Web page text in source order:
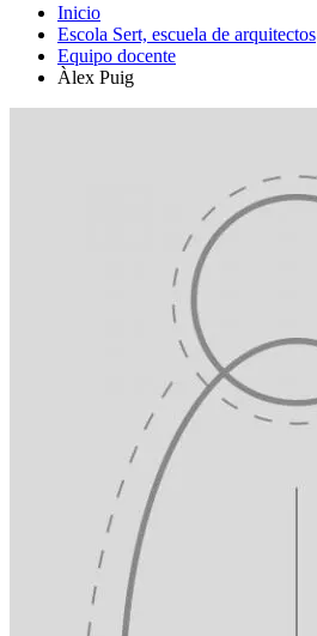
Inicio
Escola Sert, escuela de arquitectos
Equipo docente
Àlex Puig